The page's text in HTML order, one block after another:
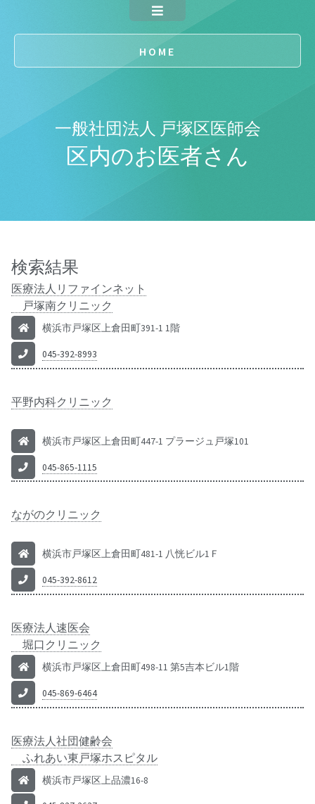
HOME
一般社団法人 戸塚区医師会
区内のお医者さん
検索結果
医療法人リファインネット
戸塚南クリニック
横浜市戸塚区上倉田町391-1 1階
045-392-8993
平野内科クリニック
横浜市戸塚区上倉田町447-1 プラージュ戸塚101
045-865-1115
ながのクリニック
横浜市戸塚区上倉田町481-1 八恍ビル1Ｆ
045-392-8612
医療法人速医会
堀口クリニック
横浜市戸塚区上倉田町498-11 第5吉本ビル1階
045-869-6464
医療法人社団健齢会
ふれあい東戸塚ホスピタル
横浜市戸塚区上品濃16-8